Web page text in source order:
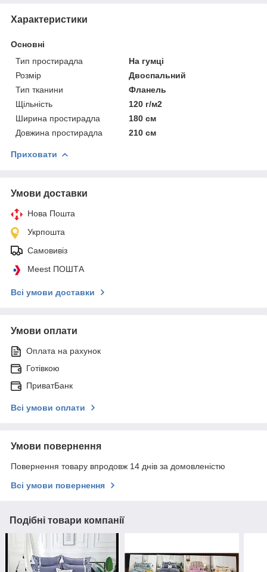
Характеристики
Основні
Тип простирадла
На гумці
Розмір
Двоспальний
Тип тканини
Фланель
Щільність
120 г/м2
Ширина простирадла
180 см
Довжина простирадла
210 см
Приховати
Умови доставки
Нова Пошта
Укрпошта
Самовивіз
Meest ПОШТА
Всі умови доставки
Умови оплати
Оплата на рахунок
Готівкою
ПриватБанк
Всі умови оплати
Умови повернення
Повернення товару впродовж 14 днів за домовленістю
Всі умови повернення
Подібні товари компанії